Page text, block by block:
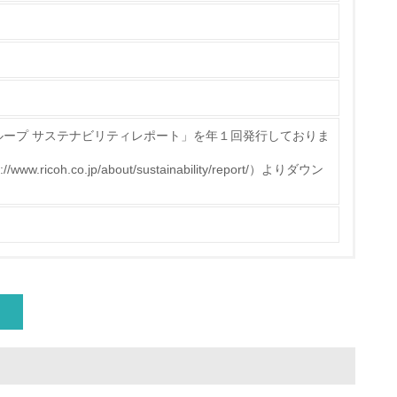
減の取り組みを行っている
減目標や計画を立てている
っている
プ サステナビリティレポート」を年１回発行しておりま
www.ricoh.co.jp/about/sustainability/report/）よりダウン